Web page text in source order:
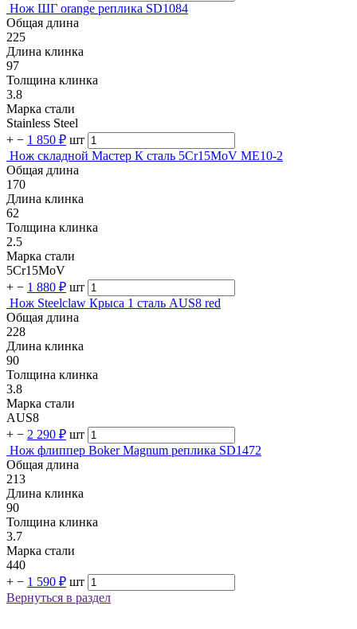
Нож ШГ orange реплика SD1084
Общая длина
225
Длина клинка
97
Толщина клинка
3.8
Марка стали
Stainless Steel
+ − 1 850 ₽ шт
Нож складной Мастер К сталь 5Cr15MoV ME10-2
Общая длина
170
Длина клинка
62
Толщина клинка
2.5
Марка стали
5Cr15MoV
+ − 1 880 ₽ шт
Нож Steelclaw Крыса 1 сталь AUS8 red
Общая длина
228
Длина клинка
90
Толщина клинка
3.8
Марка стали
AUS8
+ − 2 290 ₽ шт
Нож флиппер Boker Magnum реплика SD1472
Общая длина
213
Длина клинка
90
Толщина клинка
3.7
Марка стали
440
+ − 1 590 ₽ шт
Вернуться в раздел